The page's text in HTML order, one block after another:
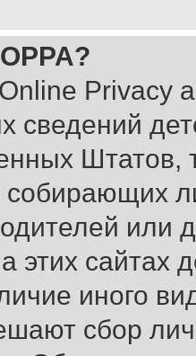
Privacy
сведений
Штатов,
собирающих
или
этих сайтах
иного
сбор